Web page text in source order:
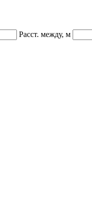
Расст. между, м